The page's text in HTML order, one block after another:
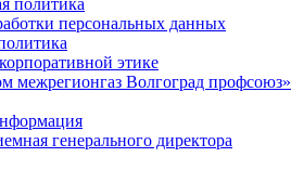
политика
персональных данных
этике
межрегионгаз Волгоград профсоюз»
генерального директора